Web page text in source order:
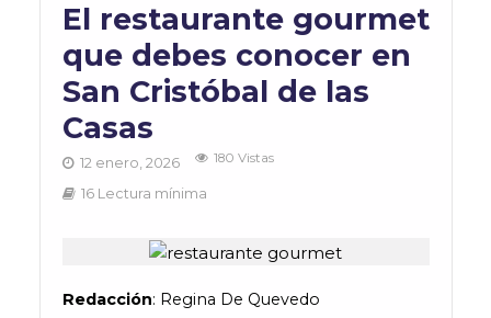
El restaurante gourmet
que debes conocer en
San Cristóbal de las
Casas
12 enero, 2026 180 Vistas
16 Lectura mínima
Redacción: Regina De Quevedo